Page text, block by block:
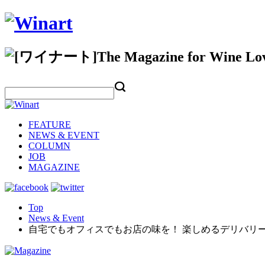
FEATURE
NEWS & EVENT
COLUMN
JOB
MAGAZINE
Top
News & Event
自宅でもオフィスでもお店の味を！ 楽しめるデリバリ